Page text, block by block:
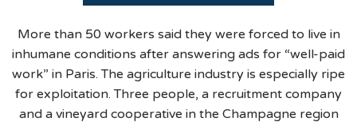
More than 50 workers said they were forced to live in
inhumane conditions after answering ads for “well-paid
work” in Paris. The agriculture industry is especially ripe
for exploitation. Three people, a recruitment company
and a vineyard cooperative in the Champagne region